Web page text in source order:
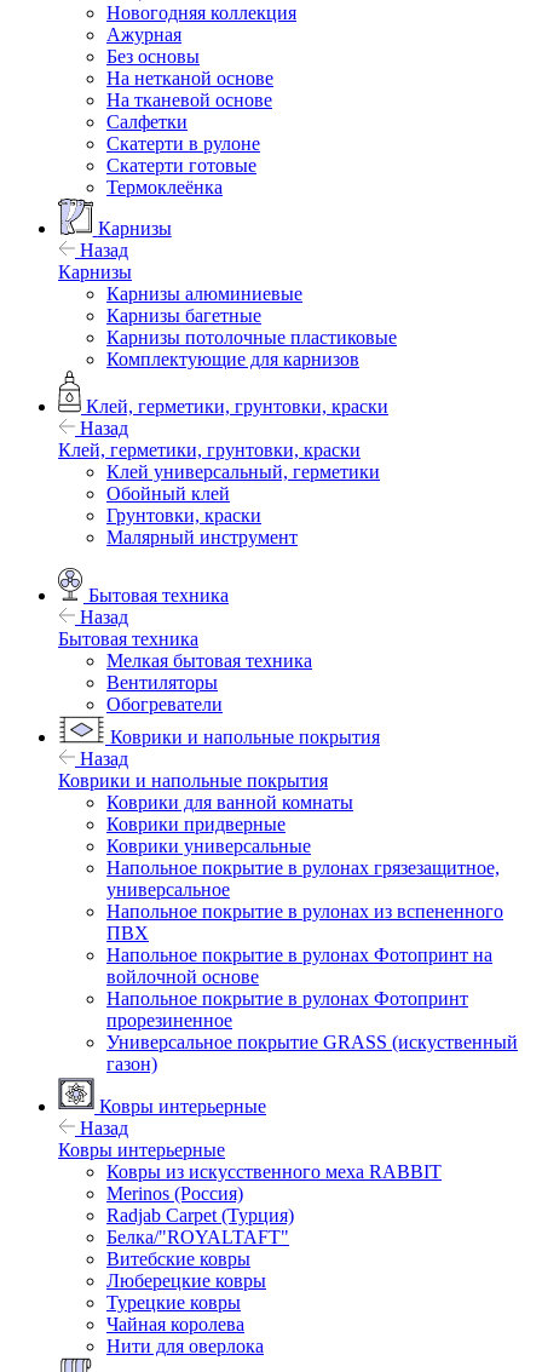
Новогодняя коллекция
Ажурная
Без основы
На нетканой основе
На тканевой основе
Салфетки
Скатерти в рулоне
Скатерти готовые
Термоклеёнка
Карнизы
Назад
Карнизы
Карнизы алюминиевые
Карнизы багетные
Карнизы потолочные пластиковые
Комплектующие для карнизов
Клей, герметики, грунтовки, краски
Назад
Клей, герметики, грунтовки, краски
Клей универсальный, герметики
Обойный клей
Грунтовки, краски
Малярный инструмент
Бытовая техника
Назад
Бытовая техника
Мелкая бытовая техника
Вентиляторы
Обогреватели
Коврики и напольные покрытия
Назад
Коврики и напольные покрытия
Коврики для ванной комнаты
Коврики придверные
Коврики универсальные
Напольное покрытие в рулонах грязезащитное,
универсальное
Напольное покрытие в рулонах из вспененного
ПВХ
Напольное покрытие в рулонах Фотопринт на
войлочной основе
Напольное покрытие в рулонах Фотопринт
прорезиненное
Универсальное покрытие GRASS (искуственный
газон)
Ковры интерьерные
Назад
Ковры интерьерные
Ковры из искусственного меха RABBIT
Merinos (Россия)
Radjab Carpet (Турция)
Белка/"ROYALTAFT"
Витебские ковры
Люберецкие ковры
Турецкие ковры
Чайная королева
Нити для оверлока